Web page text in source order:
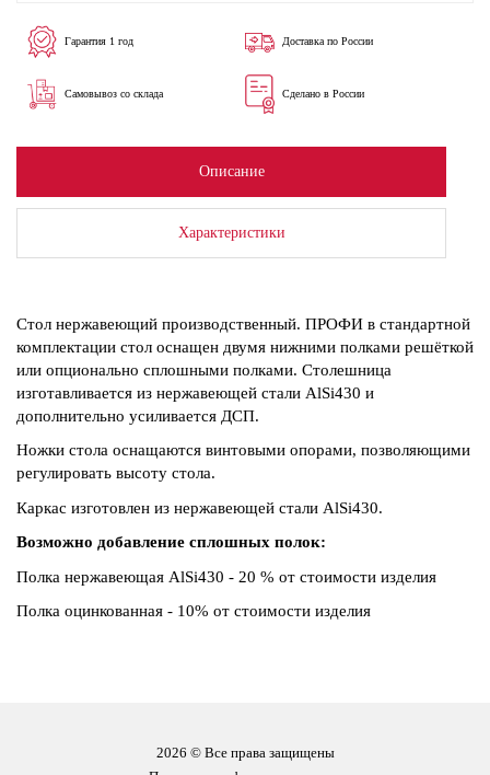
Гарантия 1 год Доставка по России
Самовывоз со склада Сделано в России
Описание
Характеристики
Стол нержавеющий производственный. ПРОФИ в стандартной
комплектации стол оснащен двумя нижними полками решёткой
или опционально сплошными полками. Столешница
изготавливается из нержавеющей стали AlSi430 и
дополнительно усиливается ДСП.
Ножки стола оснащаются винтовыми опорами, позволяющими
регулировать высоту стола.
Каркас изготовлен из нержавеющей стали AlSi430.
Возможно добавление сплошных полок:
Полка нержавеющая AlSi430 - 20 % от стоимости изделия
Полка оцинкованная - 10% от стоимости изделия
2026 © Все права защищены